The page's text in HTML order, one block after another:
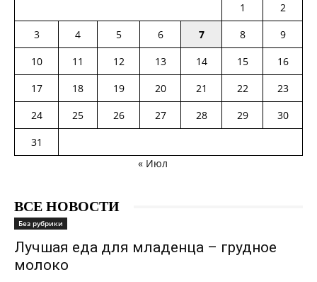
1
2
3
4 5 6 7 8
9
10
11 12 13 14 15
16
17
18 19 20 21 22
23
24
25 26 27 28 29
30
31
« Июл
ВСЕ НОВОСТИ
Без рубрики
Лучшая еда для младенца – грудное
молоко